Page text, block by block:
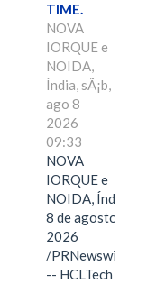
TIME.
NOVA
IORQUE e
NOIDA,
Índia, sÃ¡b,
ago 8
2026
09:33
NOVA
IORQUE e
NOIDA, Índia,
8 de agosto de
2026
/PRNewswire/
-- HCLTech